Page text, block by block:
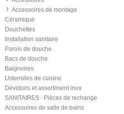
Accessoires de montage
Céramique
Douchettes
Installation sanitaire
Parois de douche
Bacs de douche
Baignoires
Ustensiles de cuisine
Dévidoirs et assortiment inox
SANITAIRES - Pièces de rechange
Accessoires de salle de bains